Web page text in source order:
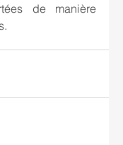
de manière